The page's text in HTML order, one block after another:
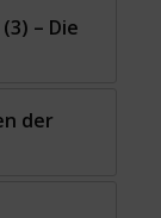
– Die
der